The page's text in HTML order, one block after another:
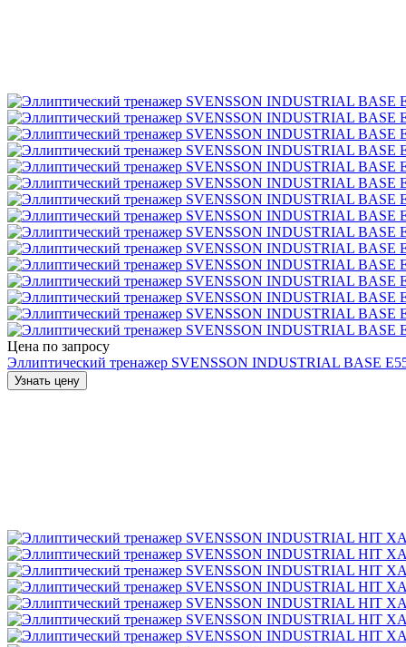
Цена по запросу
Эллиптический тренажер SVENSSON INDUSTRIAL BASE
Узнать цену